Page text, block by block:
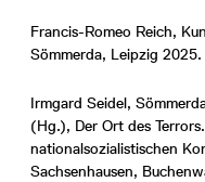
Francis-Romeo Reich,
Sömmerda, Leipzig 2025.
Irmgard Seidel,
(Hg.), Der Ort des
nationalsozialistischen
Sachsenhausen,